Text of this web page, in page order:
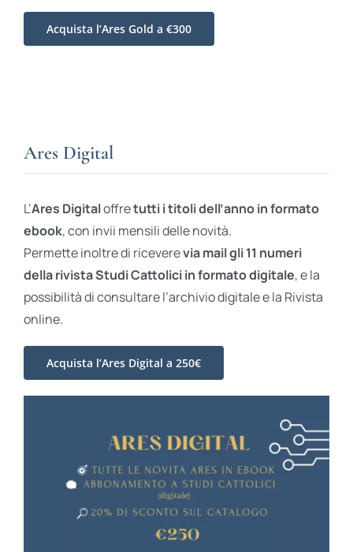
Acquista l’Ares Gold a €300
Ares Digital
L’Ares Digitaloffretutti i titoli dell’anno in formato
ebook, con invii mensili delle novità.
Permette inoltre di riceverevia mail gli 11 numeri
della rivista Studi Cattolici in formato digitale, e la
possibilità di consultare l’archivio digitale e la Rivista
online.
Acquista l’Ares Digital a 250€